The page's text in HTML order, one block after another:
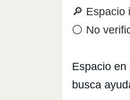
🔎 Espacio
⚪ No
Espacio
busca